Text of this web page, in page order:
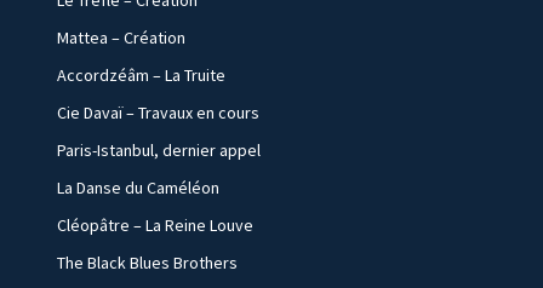
Mattea – Création
Accordzéâm – La Truite
Cie Davaï – Travaux en cours
Paris-Istanbul, dernier appel
La Danse du Caméléon
Cléopâtre – La Reine Louve
The Black Blues Brothers